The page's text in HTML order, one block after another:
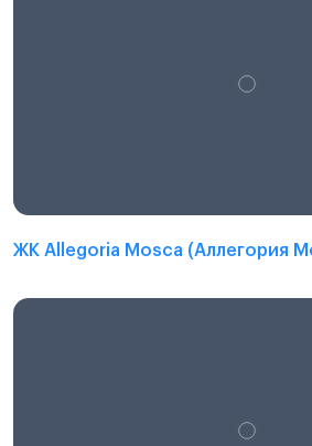
ЖК Allegoria Mosca (Аллегория